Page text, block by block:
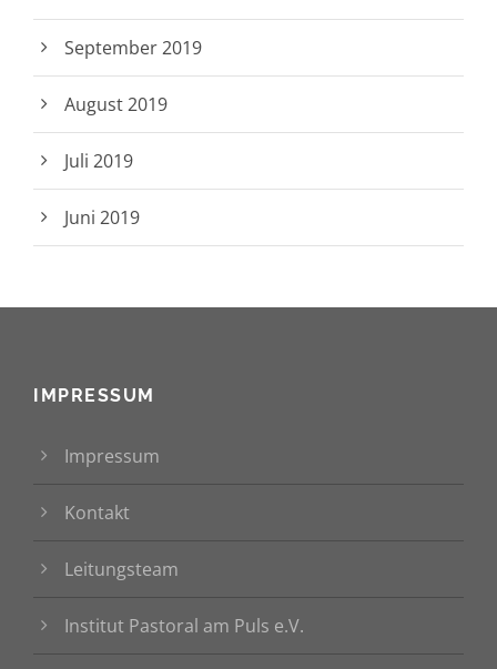
September 2019
August 2019
Juli 2019
Juni 2019
IMPRESSUM
Impressum
Kontakt
Leitungsteam
Institut Pastoral am Puls e.V.